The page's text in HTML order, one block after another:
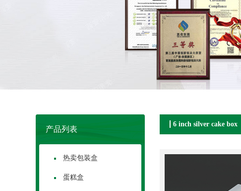
产品列表
热卖包装盒
蛋糕盒
6 inch silver cake box